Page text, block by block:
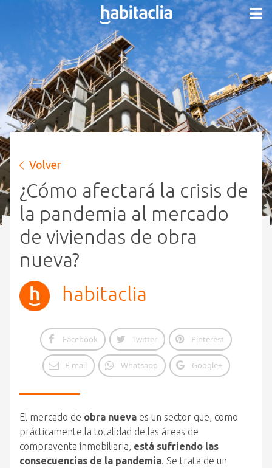
Volver
¿Cómo afectará la crisis de
la pandemia al mercado
de viviendas de obra
nueva?
habitaclia
Facebook Twitter Pinterest
E-mail Whatsapp Google+
El mercado de obra nueva es un sector que, como
prácticamente la totalidad de las áreas de
compraventa inmobiliaria, está sufriendo las
consecuencias de la pandemia. Se trata de un